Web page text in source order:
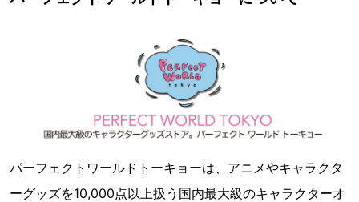
パーフェクトワールドトーキョーは、アニメやキャラクタ
ーグッズを10,000点以上扱う国内最大級のキャラクターオ